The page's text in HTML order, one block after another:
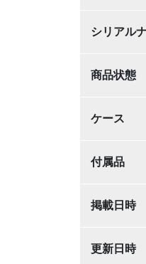
シリアル
商品状態
ケース
付属品
掲載日時
更新日時